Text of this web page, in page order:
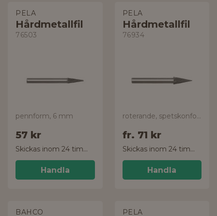
PELA
Hårdmetallfil
76503
pennform, 6 mm
57 kr
Skickas inom 24 timmar!
Handla
PELA
Hårdmetallfil
76934
roterande, spetskonformad
fr. 71 kr
Skickas inom 24 timmar!
Handla
BAHCO PELA